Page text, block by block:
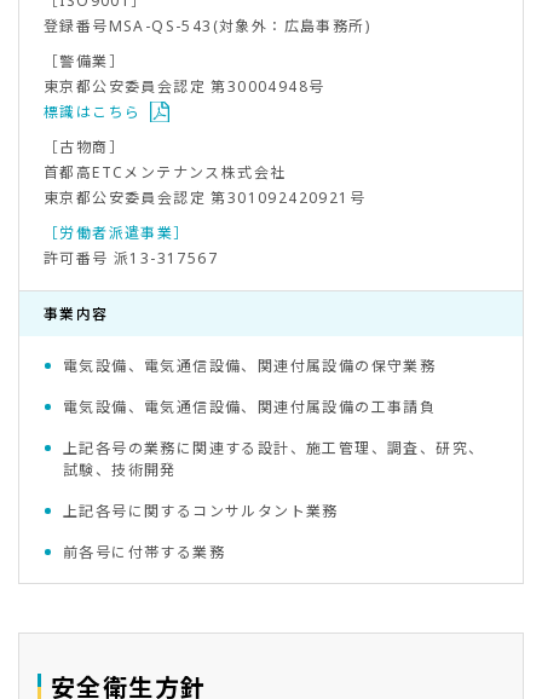
登録番号MSA-QS-543(対象外：広島事務所)
［警備業］
東京都公安委員会認定 第30004948号
標識はこちら
［古物商］
首都高ETCメンテナンス株式会社
東京都公安委員会認定 第301092420921号
［労働者派遣事業］
許可番号 派13-317567
事業内容
電気設備、電気通信設備、関連付属設備の保守業務
電気設備、電気通信設備、関連付属設備の工事請負
上記各号の業務に関連する設計、施工管理、調査、研究、
試験、技術開発
上記各号に関するコンサルタント業務
前各号に付帯する業務
安全衛生方針